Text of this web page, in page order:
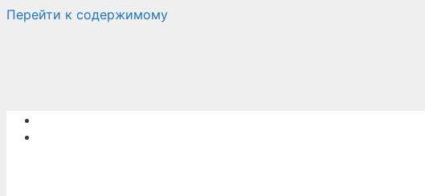
Перейти к содержимому